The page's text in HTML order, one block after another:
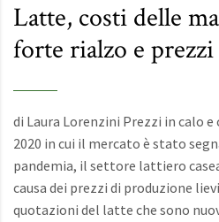
Latte, costi delle
forte rialzo e
di Laura Lorenzini Prezzi in calo
2020 in cui il mercato è stato
pandemia, il settore lattiero
causa dei prezzi di produzione
quotazioni del latte che sono